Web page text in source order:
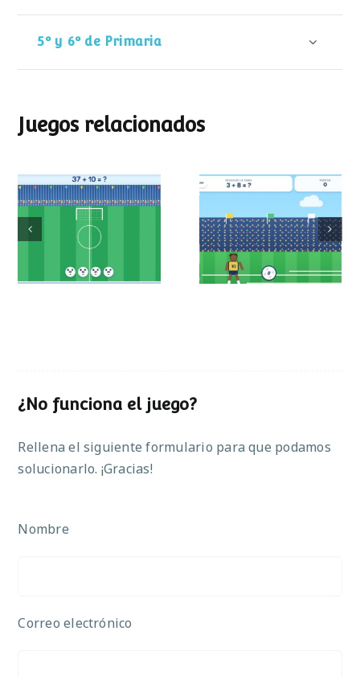
5º y 6º de Primaria
Juegos relacionados
Mundial de
operaciones
Partido de sumas
¿No funciona el juego?
Rellena el siguiente formulario para que podamos
solucionarlo. ¡Gracias!
Nombre
Correo electrónico